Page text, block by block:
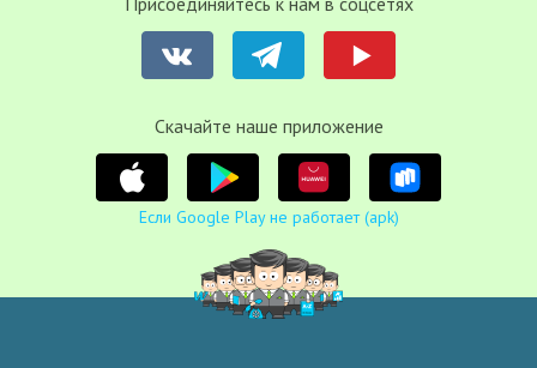
Cкачайте наше приложение
Если Google Play не работает (apk)